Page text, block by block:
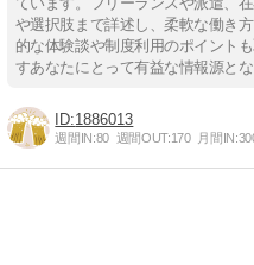
や選択肢まで詳述し、柔軟な働き
的な体験談や制度利用のポイント
すあなたにとって有益な情報源とな
1886013
週間IN:80 週間OUT:170 月間IN: